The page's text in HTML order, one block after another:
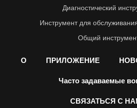
Диагностический
Инструмент для
Общий
О ПРИЛОЖЕНИЕ
Часто задаваемые
СВЯЗАТЬСЯ С